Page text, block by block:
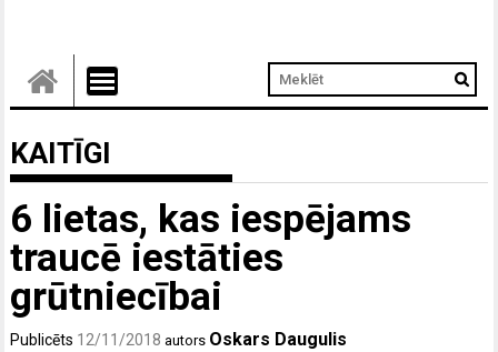
KAITĪGI
6 lietas, kas iespējams
traucē iestāties
grūtniecībai
Publicēts 12/11/2018 autors Oskars Daugulis